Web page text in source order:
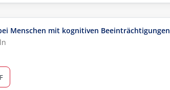
Menschen mit kognitiven Beeinträchtigungen